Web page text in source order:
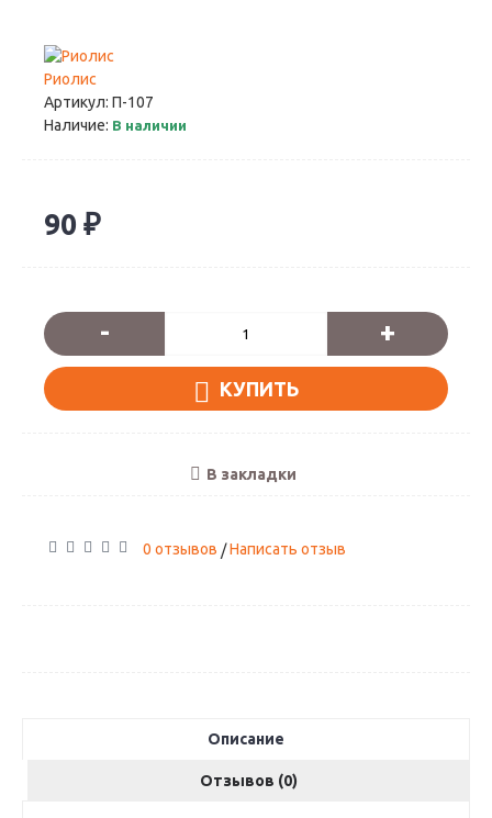
Риолис
Артикул: П-107
Наличие: В наличии
90 ₽
- +
КУПИТЬ
В закладки
0 отзывов /Написать отзыв
Описание
Отзывов (0)